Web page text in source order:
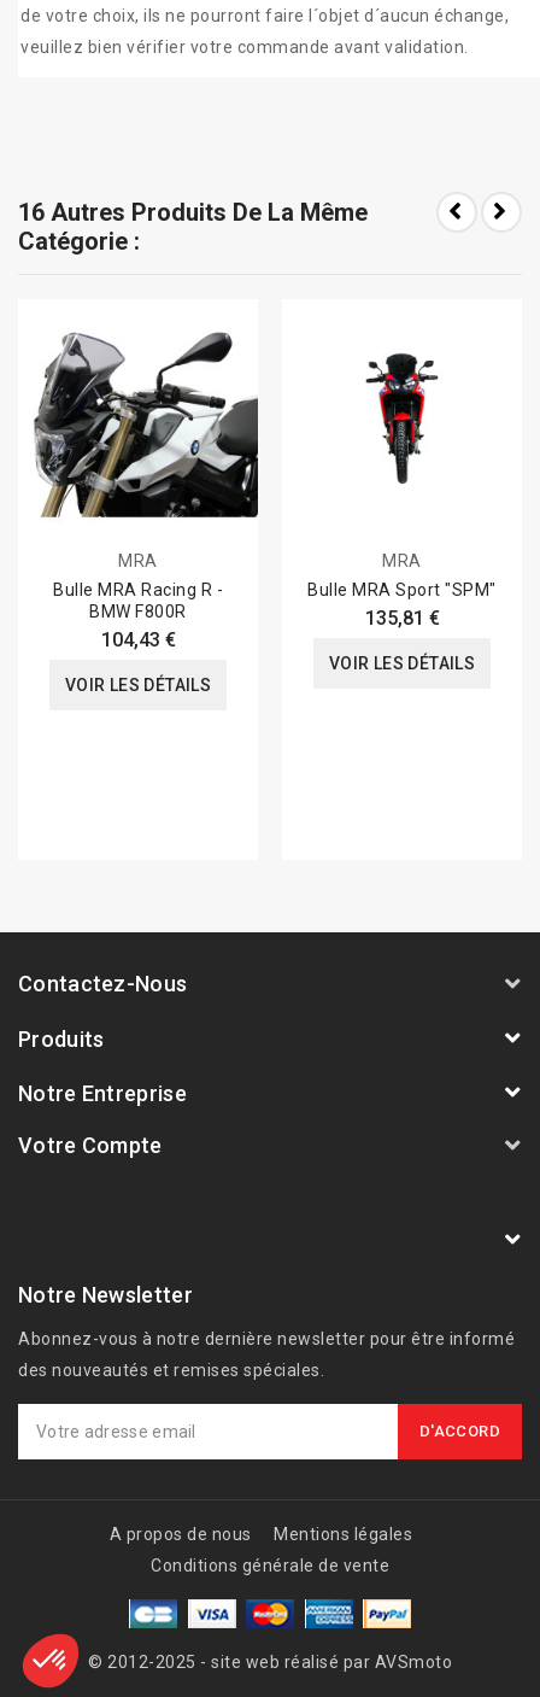
de votre choix, ils ne pourront faire l´objet d´aucun échange,
veuillez bien vérifier votre commande avant validation.
16 Autres Produits De La Même
Catégorie :
MRA
Bulle MRA Racing R -
BMW F800R
104,43 €
VOIR LES DÉTAILS
MRA
Bulle MRA Sport "SPM"
135,81 €
VOIR LES DÉTAILS
Contactez-Nous
Produits
Notre Entreprise
Votre Compte
Notre Newsletter
Abonnez-vous à notre dernière newsletter pour être informé
des nouveautés et remises spéciales.
A propos de nous
Mentions légales
Conditions générale de vente
© 2012-2025 - site web réalisé par AVSmoto